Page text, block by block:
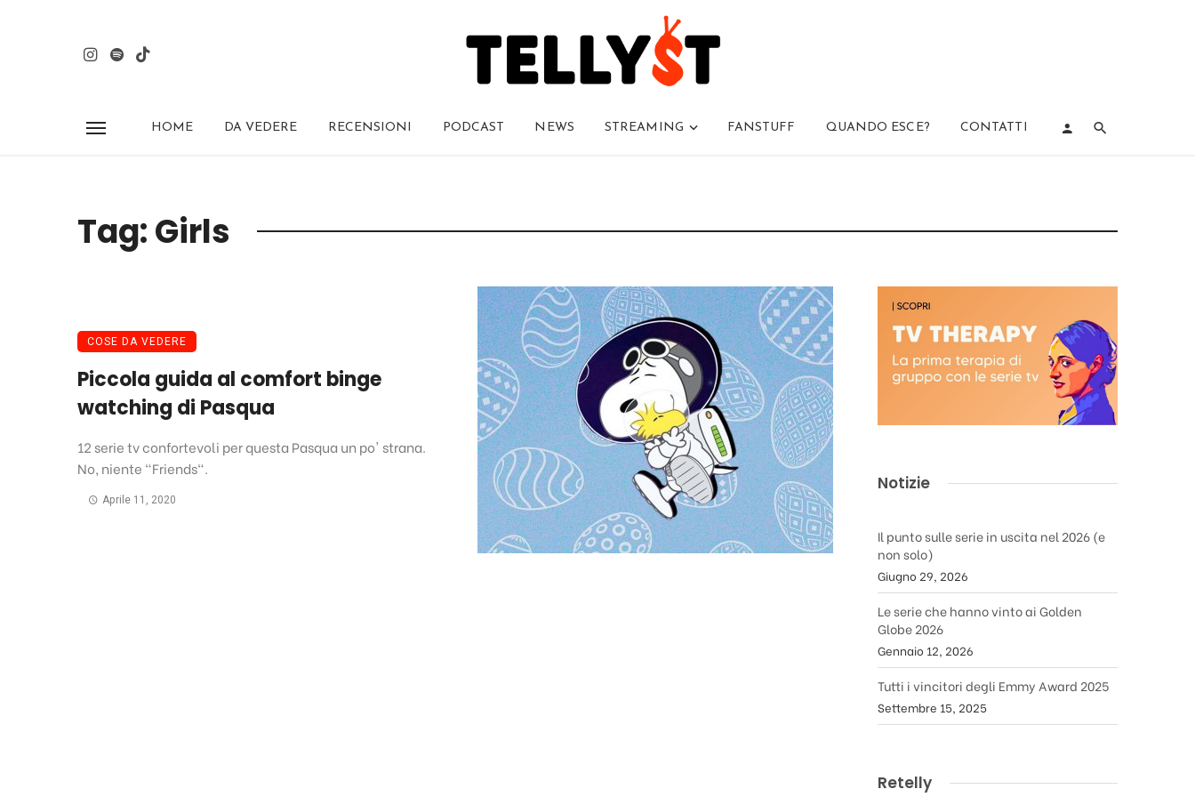
HOME DA VEDERE RECENSIONI PODCAST NEWS STREAMING FANSTUFF QUANDO ESCE? CONTATTI
Tag: Girls
COSE DA VEDERE
Piccola guida al comfort binge
watching di Pasqua
12 serie tv confortevoli per questa Pasqua un po' strana.
No, niente "Friends".
Aprile 11, 2020
Notizie
Il punto sulle serie in uscita nel 2026 (e
non solo)
Giugno 29, 2026
Le serie che hanno vinto ai Golden
Globe 2026
Gennaio 12, 2026
Tutti i vincitori degli Emmy Award 2025
Settembre 15, 2025
Retelly